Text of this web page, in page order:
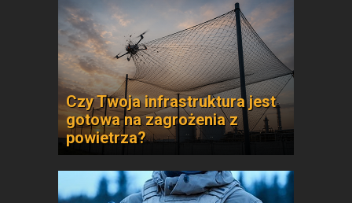
Czy Twoja infrastruktura jest
gotowa na zagrożenia z
powietrza?